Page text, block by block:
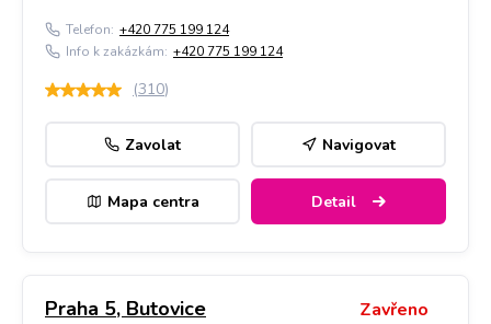
Telefon: +420 775 199 124
Info k zakázkám: +420 775 199 124
(310)
Zavolat Navigovat
Mapa centra Detail
Praha 5, Butovice Zavřeno